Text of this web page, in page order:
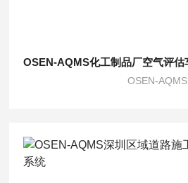
OSEN-AQMS